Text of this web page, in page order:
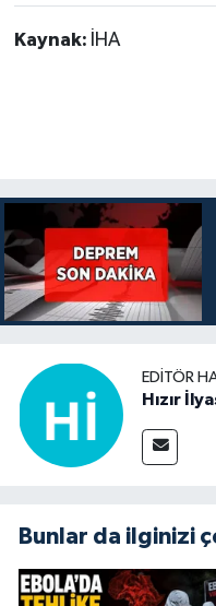
Kaynak: İHA
EDITÖR
Hızır
Bunlar da ilginizi